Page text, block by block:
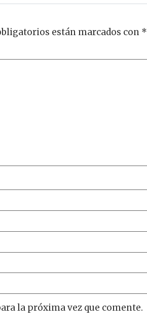
están marcados con *
la próxima vez que comente.